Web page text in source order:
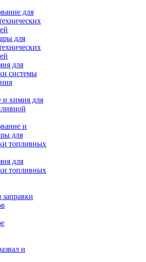
для
для
для
системы
и химия для
и
для
топливных
для
топливных
заправки
и